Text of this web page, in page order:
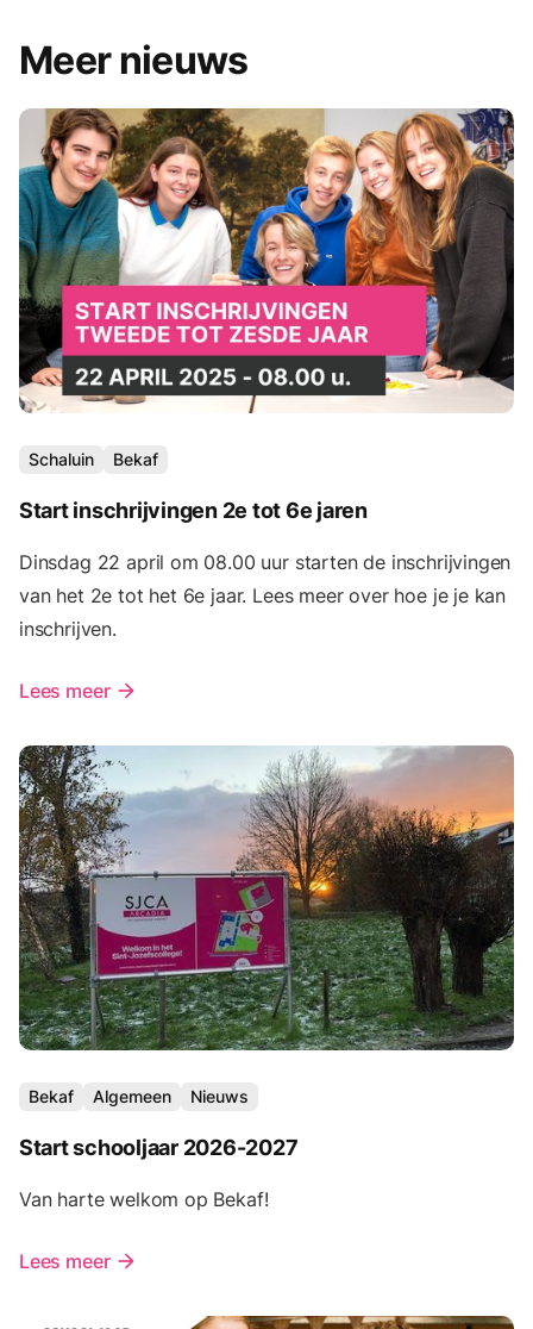
Meer nieuws
Schaluin Bekaf
Start inschrijvingen 2e tot 6e jaren
Dinsdag 22 april om 08.00 uur starten de inschrijvingen
van het 2e tot het 6e jaar. Lees meer over hoe je je kan
inschrijven.
Lees meer arrow_forward
Bekaf Algemeen Nieuws
Start schooljaar 2026-2027
Van harte welkom op Bekaf!
Lees meer arrow_forward